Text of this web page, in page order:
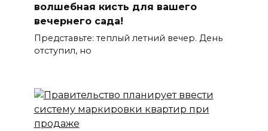
волшебная кисть для вашего
вечернего сада!
Представьте: теплый летний вечер. День
отступил, но